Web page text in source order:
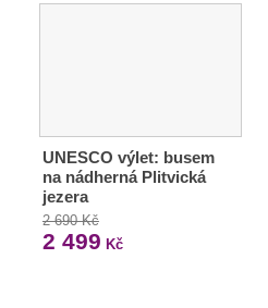
UNESCO výlet: busem
na nádherná Plitvická
jezera
2 690 Kč
2 499 Kč